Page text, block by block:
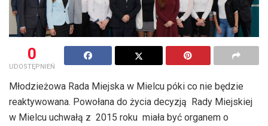
0
UDOSTĘPNIEŃ
Młodzieżowa Rada Miejska w Mielcu póki co nie będzie
reaktywowana. Powołana do życia decyzją Rady Miejskiej
w Mielcu uchwałą z 2015 roku miała być organem o